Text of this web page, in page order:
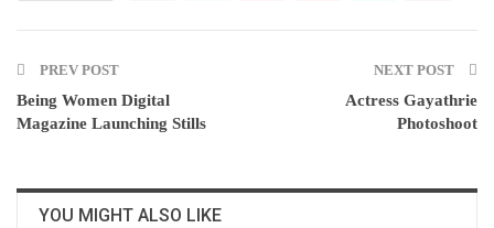
PREV POST
Being Women Digital
Magazine Launching Stills
NEXT POST
Actress Gayathrie
Photoshoot
YOU MIGHT ALSO LIKE